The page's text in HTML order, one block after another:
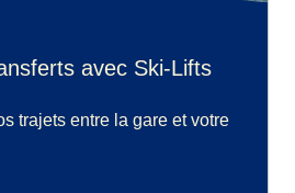
avec Ski-Lifts
trajets entre la gare et votre